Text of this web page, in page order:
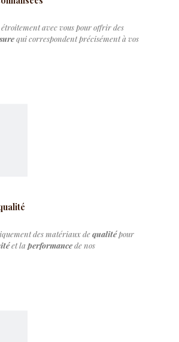
avec vous pour offrir des
qui correspondent précisément à vos
des matériaux dequalitépour
et la performancede nos